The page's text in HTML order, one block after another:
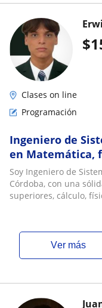
$
Clases on line
Programación
Ingeniero de
en Matemática,
programación,
jóvenes
Soy Ingeniero de
Córdoba, con una
superiores, cálculo,
ver más